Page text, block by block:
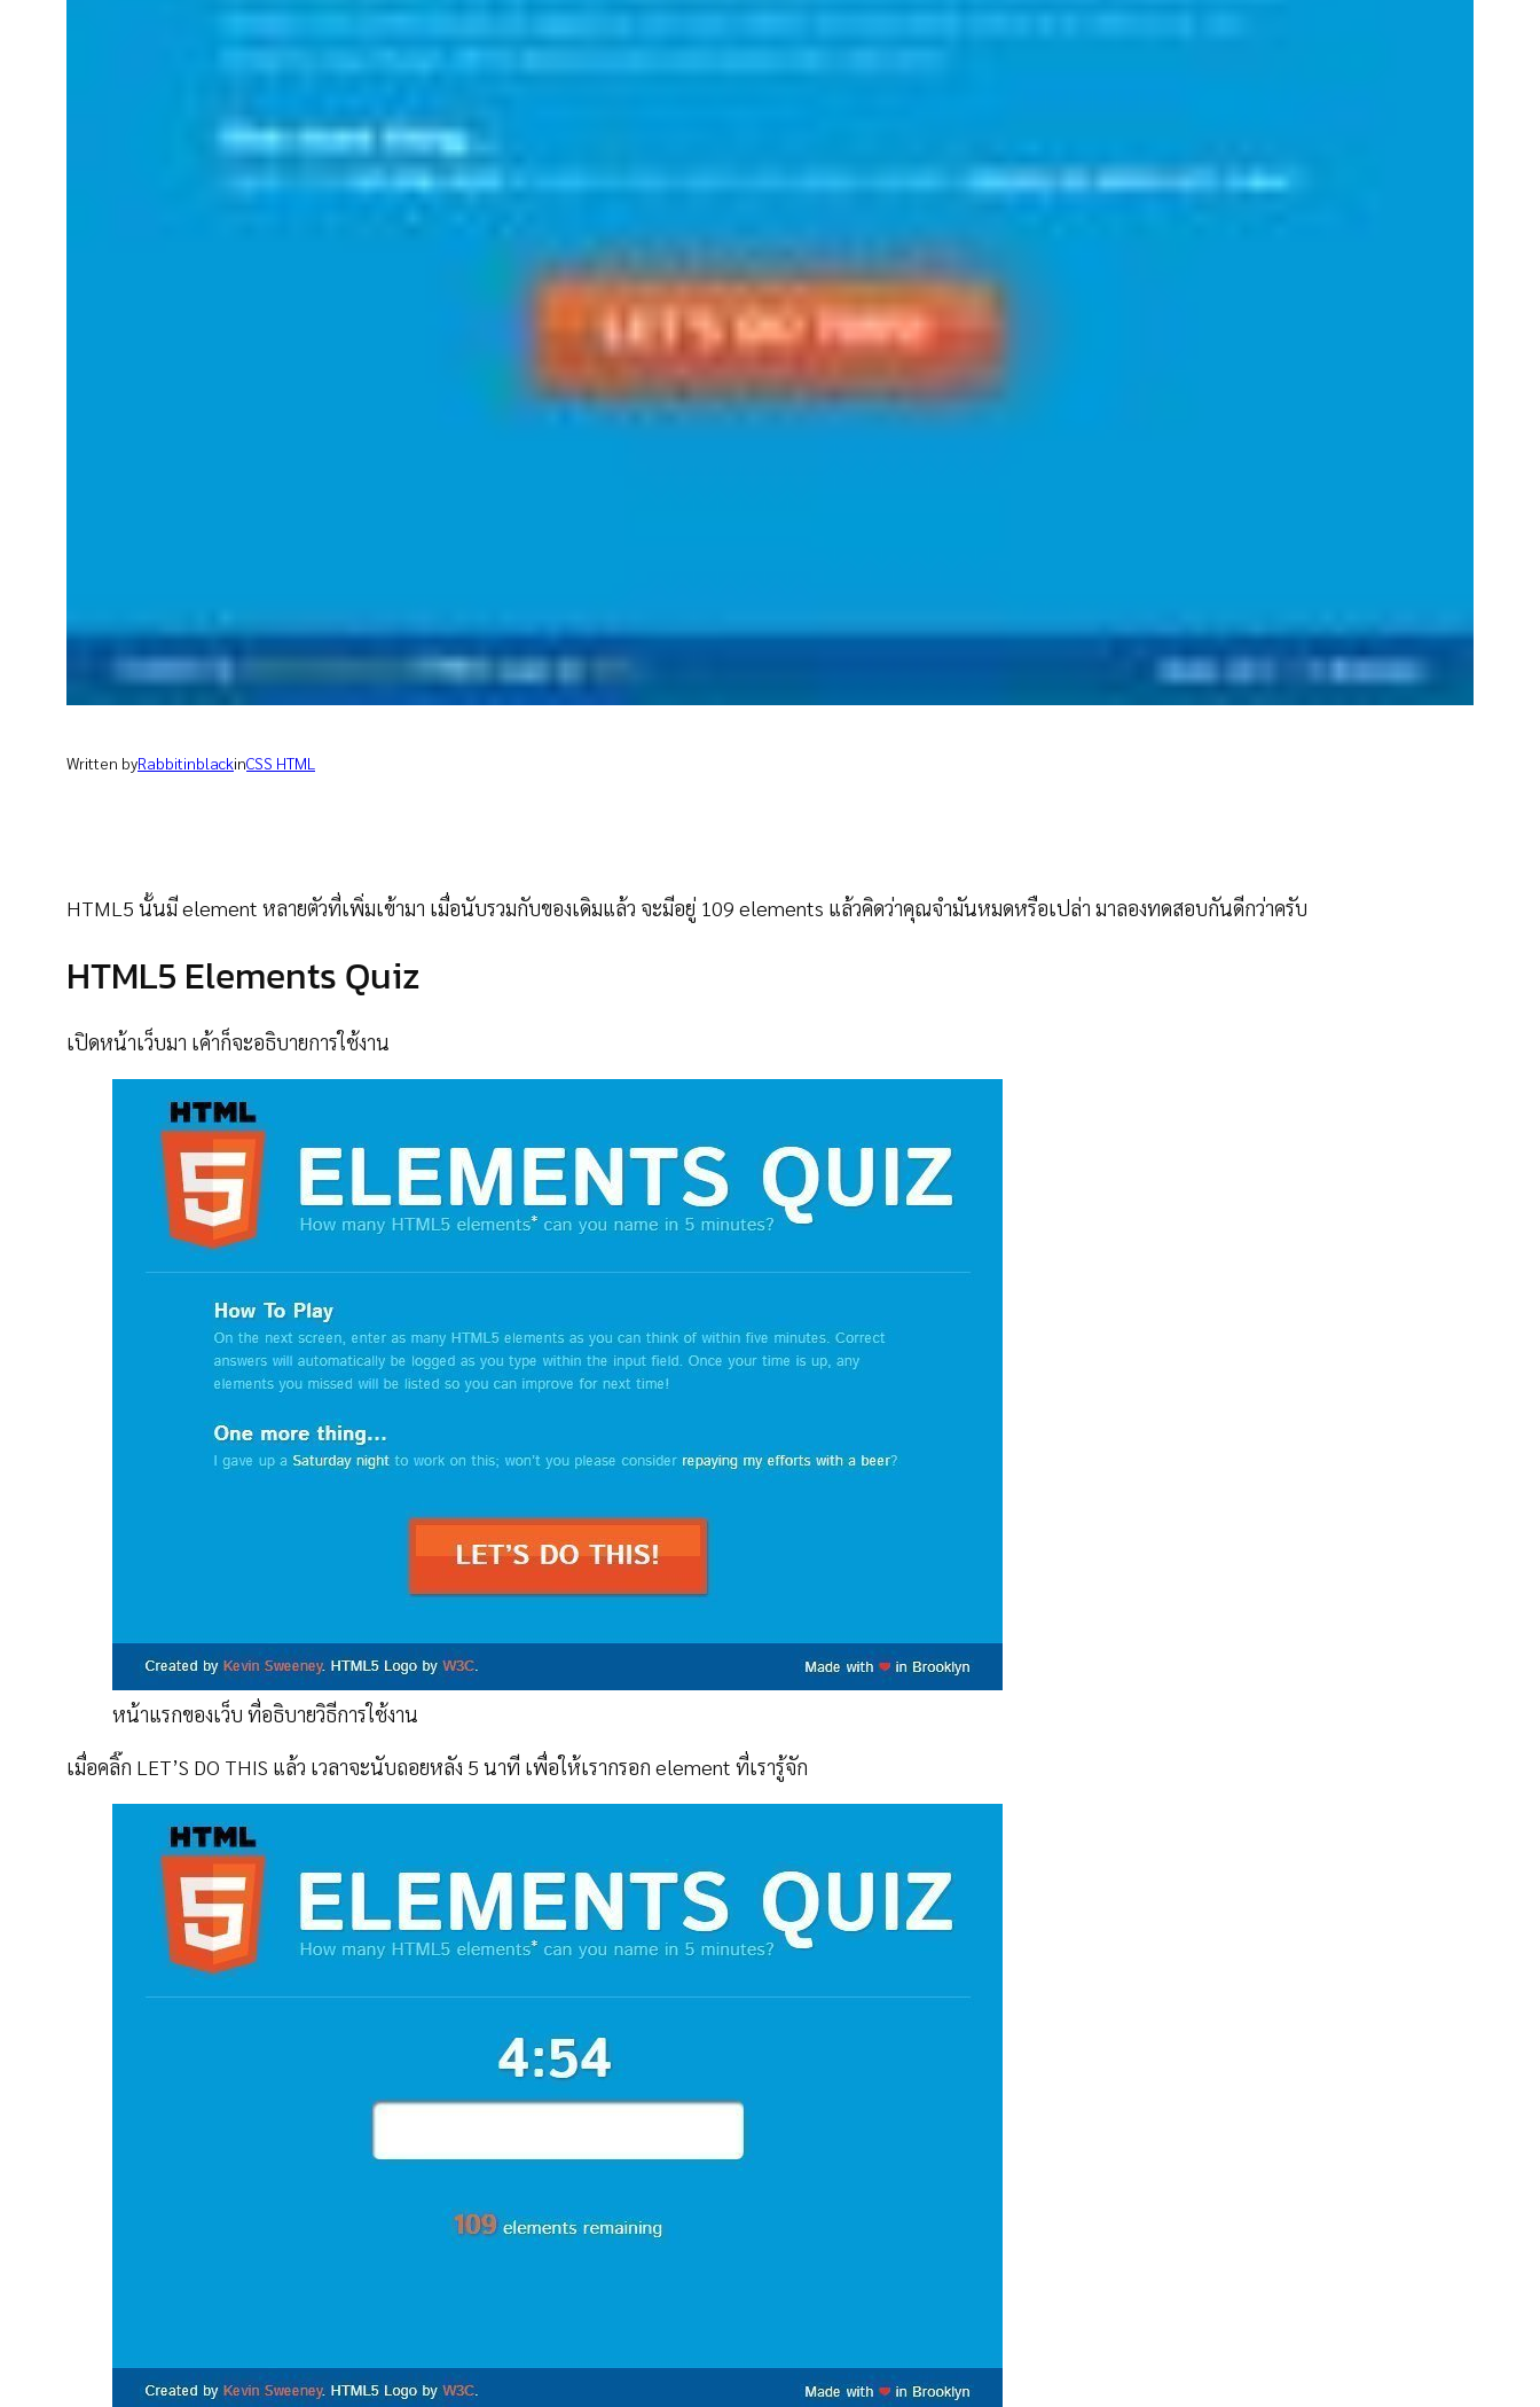
Written byRabbitinblackinCSS HTML
HTML5 นั้นมี element หลายตัวที่เพิ่มเข้ามา เมื่อนับรวมกับของเดิมแล้ว จะมีอยู่ 109 elements แล้วคิดว่าคุณจำมันหมดหรือเปล่า มาลองทดสอบกันดีกว่าครับ
HTML5 Elements Quiz
เปิดหน้าเว็บมา เค้าก็จะอธิบายการใช้งาน
หน้าแรกของเว็บ ที่อธิบายวิธีการใช้งาน
เมื่อคลิ๊ก LET’S DO THIS แล้ว เวลาจะนับถอยหลัง 5 นาที เพื่อให้เรากรอก element ที่เรารู้จัก